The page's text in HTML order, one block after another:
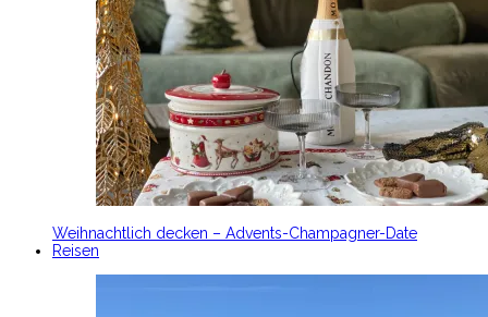
Weihnachtlich decken – Advents-Champagner-Date
Reisen